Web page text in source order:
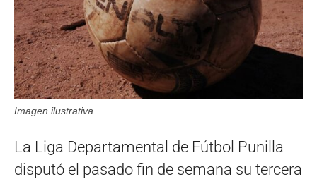
Imagen ilustrativa.
La Liga Departamental de Fútbol Punilla
disputó el pasado fin de semana su tercera